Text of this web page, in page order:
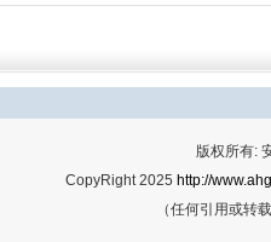
版权所有:
CopyRight 2025 http://
（任何引用或转